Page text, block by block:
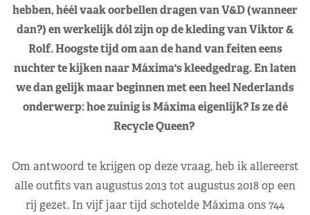
hebben, héél vaak oorbellen dragen van V&D (wanneer
dan?) en werkelijk dól zijn op de kleding van Viktor &
Rolf. Hoogste tijd om aan de hand van feiten eens
nuchter te kijken naar Máxima's kleedgedrag. En laten
we dan gelijk maar beginnen met een heel Nederlands
onderwerp: hoe zuinig is Máxima eigenlijk? Is ze dé
Recycle Queen?
Om antwoord te krijgen op deze vraag, heb ik allereerst
alle outfits van augustus 2013 tot augustus 2018 op een
rij gezet. In vijf jaar tijd schotelde Máxima ons 744